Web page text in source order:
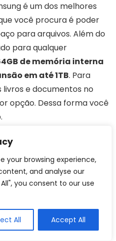
your browsing experience,
and analyse our
you consent to our use
All Accept All
é um dos melhores
você procura é poder
para arquivos. Além do
para qualquer
de memória interna
em até 1TB. Para
e documentos no
opção. Dessa forma você
para quem tem
O sistema sonoro é
Atmos, a melhor
o usuário com
dos livros,
de ouvir audiobooks